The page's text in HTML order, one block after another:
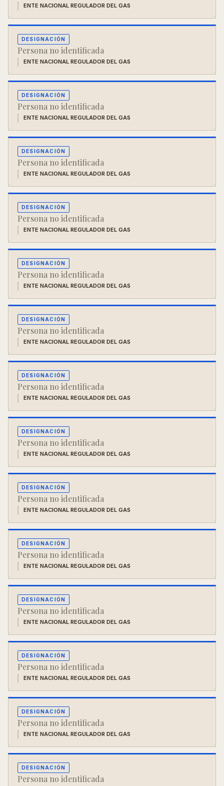
ENTE NACIONAL REGULADOR DEL GAS
DESIGNACIÓN
Persona no identificada
ENTE NACIONAL REGULADOR DEL GAS
DESIGNACIÓN
Persona no identificada
ENTE NACIONAL REGULADOR DEL GAS
DESIGNACIÓN
Persona no identificada
ENTE NACIONAL REGULADOR DEL GAS
DESIGNACIÓN
Persona no identificada
ENTE NACIONAL REGULADOR DEL GAS
DESIGNACIÓN
Persona no identificada
ENTE NACIONAL REGULADOR DEL GAS
DESIGNACIÓN
Persona no identificada
ENTE NACIONAL REGULADOR DEL GAS
DESIGNACIÓN
Persona no identificada
ENTE NACIONAL REGULADOR DEL GAS
DESIGNACIÓN
Persona no identificada
ENTE NACIONAL REGULADOR DEL GAS
DESIGNACIÓN
Persona no identificada
ENTE NACIONAL REGULADOR DEL GAS
DESIGNACIÓN
Persona no identificada
ENTE NACIONAL REGULADOR DEL GAS
DESIGNACIÓN
Persona no identificada
ENTE NACIONAL REGULADOR DEL GAS
DESIGNACIÓN
Persona no identificada
ENTE NACIONAL REGULADOR DEL GAS
DESIGNACIÓN
Persona no identificada
ENTE NACIONAL REGULADOR DEL GAS
DESIGNACIÓN
Persona no identificada